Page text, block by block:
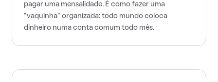
pagar uma mensalidade. É como fazer uma
"vaquinha" organizada: todo mundo coloca
dinheiro numa conta comum todo mês.